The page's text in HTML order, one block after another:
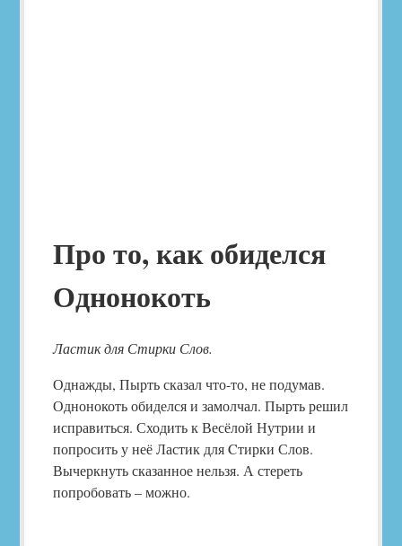
Про то, как обиделся
Однонокоть
Ластик для Стирки Слов.
Однажды, Пырть сказал что-то, не подумав.
Однонокоть обиделся и замолчал. Пырть решил
исправиться. Сходить к Весёлой Нутрии и
попросить у неё Ластик для Cтирки Слов.
Вычеркнуть сказанное нельзя. А стереть
попробовать – можно.